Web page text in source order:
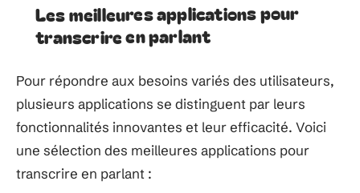
Les meilleures applications pour
transcrire en parlant
Pour répondre aux besoins variés des utilisateurs,
plusieurs applications se distinguent par leurs
fonctionnalités innovantes et leur efficacité. Voici
une sélection des meilleures applications pour
transcrire en parlant :